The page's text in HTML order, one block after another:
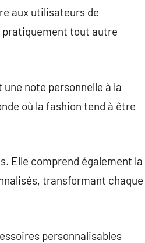
aux utilisateurs de
pratiquement tout autre
note personnelle à la
où la fashion tend à être
Elle comprend également la
transformant chaque
personnalisables